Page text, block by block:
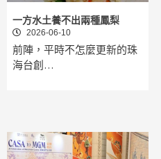
一方水土養不出兩種鳳梨
2026-06-10
前陣，平時不怎麼更新的珠
海台創…